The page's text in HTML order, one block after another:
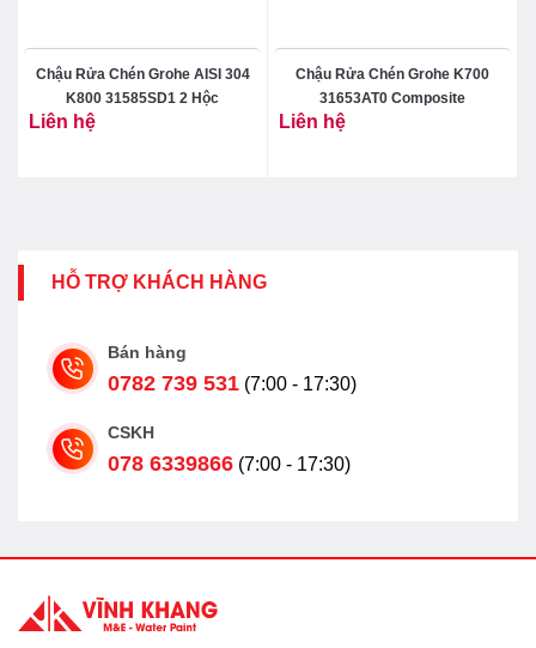
Chậu Rửa Chén Grohe AISI 304
K800 31585SD1 2 Hộc
Liên hệ
Chậu Rửa Chén Grohe K700
31653AT0 Composite
Liên hệ
HỖ TRỢ KHÁCH HÀNG
Bán hàng
0782 739 531 (7:00 - 17:30)
CSKH
078 6339866 (7:00 - 17:30)